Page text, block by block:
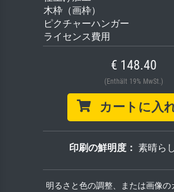
木枠（画枠）
ピクチャーハンガー
ライセンス費用
€ 148.40
(Enthält 19% MwSt.)
カートに入
印刷の鮮明度： 素晴ら
明るさと色の調整、または画像の